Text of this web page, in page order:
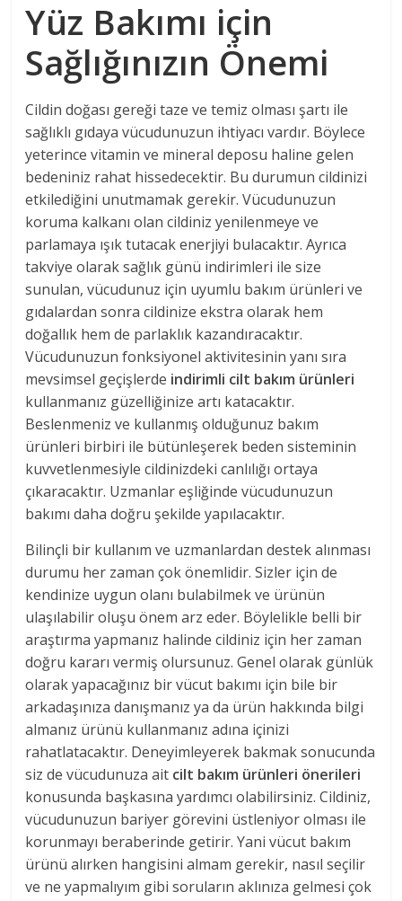
Yüz Bakımı için
Sağlığınızın Önemi
Cildin doğası gereği taze ve temiz olması şartı ile
sağlıklı gıdaya vücudunuzun ihtiyacı vardır. Böylece
yeterince vitamin ve mineral deposu haline gelen
bedeniniz rahat hissedecektir. Bu durumun cildinizi
etkilediğini unutmamak gerekir. Vücudunuzun
koruma kalkanı olan cildiniz yenilenmeye ve
parlamaya ışık tutacak enerjiyi bulacaktır. Ayrıca
takviye olarak sağlık günü indirimleri ile size
sunulan, vücudunuz için uyumlu bakım ürünleri ve
gıdalardan sonra cildinize ekstra olarak hem
doğallık hem de parlaklık kazandıracaktır.
Vücudunuzun fonksiyonel aktivitesinin yanı sıra
mevsimsel geçişlerde indirimli cilt bakım ürünleri
kullanmanız güzelliğinize artı katacaktır.
Beslenmeniz ve kullanmış olduğunuz bakım
ürünleri birbiri ile bütünleşerek beden sisteminin
kuvvetlenmesiyle cildinizdeki canlılığı ortaya
çıkaracaktır. Uzmanlar eşliğinde vücudunuzun
bakımı daha doğru şekilde yapılacaktır.
Bilinçli bir kullanım ve uzmanlardan destek alınması
durumu her zaman çok önemlidir. Sizler için de
kendinize uygun olanı bulabilmek ve ürünün
ulaşılabilir oluşu önem arz eder. Böylelikle belli bir
araştırma yapmanız halinde cildiniz için her zaman
doğru kararı vermiş olursunuz. Genel olarak günlük
olarak yapacağınız bir vücut bakımı için bile bir
arkadaşınıza danışmanız ya da ürün hakkında bilgi
almanız ürünü kullanmanız adına içinizi
rahatlatacaktır. Deneyimleyerek bakmak sonucunda
siz de vücudunuza ait cilt bakım ürünleri önerileri
konusunda başkasına yardımcı olabilirsiniz. Cildiniz,
vücudunuzun bariyer görevini üstleniyor olması ile
korunmayı beraberinde getirir. Yani vücut bakım
ürünü alırken hangisini almam gerekir, nasıl seçilir
ve ne yapmalıyım gibi soruların aklınıza gelmesi çok